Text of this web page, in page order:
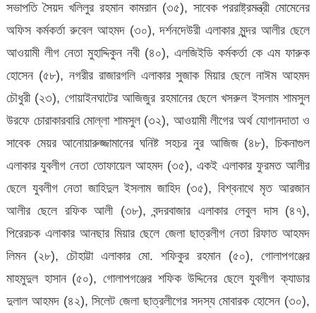
সভাপতি সৈয়দ খলিলুর রহমান কামরান (৩৫), সাবেক পররাষ্ট্রমন্ত্রী মোমেনের
অফিস কর্মকর্তা রুবেল আহমদ (৩০), দর্শনদেউরী এলাকার মুন্দর আলীর ছেলে
আওয়ামী লীগ নেতা মুহাদ্দিকুন নবী (৪০), এলজিইডি কর্মকর্তা কে এম ফারুক
হোসেন (৫৮), নগরীর রাজারগলি এলাকার সুজাক মিয়ার ছেলে নাঈম আহমদ
চৌধুরী (২৩), গোয়াইনঘাটের আজিজুর রহমানের ছেলে খসরুল ইসলাম শামসুল
উরফে চোরাকারবারি মোল্লা শামসুল (৩২), আওয়ামী লীগের অর্থ যোগানদাতা ও
সাবেক মেয়র আনোয়ারুজ্জামানের ঘনিষ্ট সহচর নুর আজিজ (৪৮), চিকনাগুল
এলাকার যুবলীগ নেতা তোফায়েল আহমদ (৩৫), একই এলাকার ফুরমত আলীর
ছেলে যুবলীগ নেতা জাহিদুল ইসলাম জাহিদ (৩৫), বিশ্বনাথে মৃত আরজান
আলীর ছেলে রফিক আলী (৩৮), বন্দরবাজার এলাকার লেবুল দাস (৪৭),
পিরেরচক এলাকার আনছার মিয়ার ছেলে জেলা ছাত্রলীগ নেতা রিফাত আহমদ
লিমন (২৮), চৌহাট্টা এলাকার মো. শফিকুর রহমান (৫০), গোলাপগঞ্জের
মাহমুদুল হাসান (৫০), গোলাপগঞ্জের শফিক উদ্দিনের ছেলে যুবলীগ ক্যাডার
দুলাল আহমদ (৪২), সিলেট জেলা ছাত্রলীগের সদস্য মোবারক হোসেন (৩০),